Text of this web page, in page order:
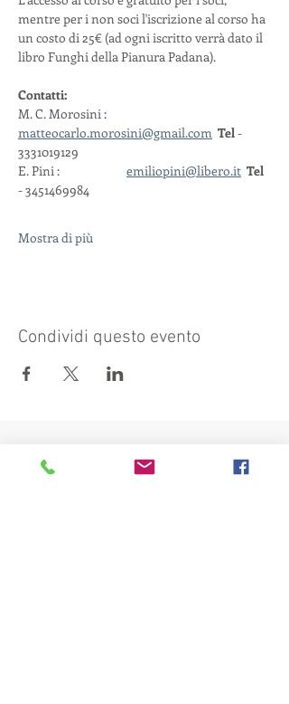
mentre per i non soci l'iscrizione al corso ha
un costo di 25€ (ad ogni iscritto verrà dato il
libro Funghi della Pianura Padana).
Contatti:
M. C. Morosini:
matteocarlo.morosini@gmail.com Tel -
3331019129
E.Pini emiliopini@libero.it Tel
- 3451469984
Mostra di più
Condividi questo evento